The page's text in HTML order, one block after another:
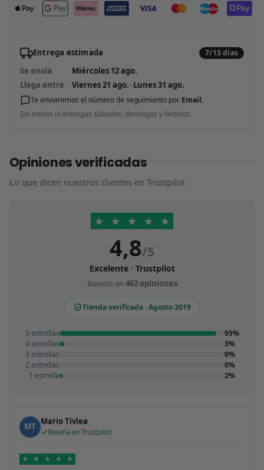
Entrega estimada 7/13 días
Se envía
Miércoles 12 ago.
Llega entre
Viernes 21 ago.–Lunes 31 ago.
Te enviaremos el número de seguimiento por Email.
Sin envíos ni entregas sábados, domingos y festivos.
Opiniones verificadas
Lo que dicen nuestros clientes en Trustpilot
★ ★ ★ ★ ★
4,8/5
Excelente · Trustpilot
Basado en 462 opiniones
Tienda verificada · Agosto 2019
5 estrellas
95%
4 estrellas
3%
3 estrellas
0%
2 estrellas
0%
1 estrella
2%
MT Mario Tivlea
Reseña en Trustpilot
★ ★ ★ ★ ★